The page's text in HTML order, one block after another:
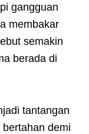
gangguan
membakar
semakin
berada di
tantangan
demi